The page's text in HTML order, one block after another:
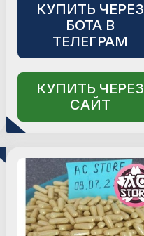
КУПИТЬ ЧЕРЕЗ
БОТА В
ТЕЛЕГРАМ
КУПИТЬ ЧЕРЕЗ
САЙТ